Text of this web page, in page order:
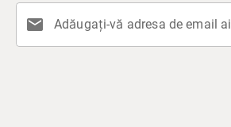
mail Adăugați-vă adresa de email